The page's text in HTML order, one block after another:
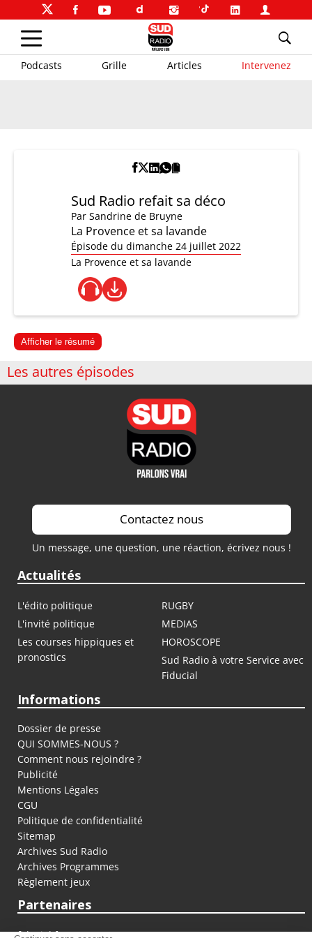
Podcasts Grille Articles Intervenez
Sud Radio refait sa déco
Par Sandrine de Bruyne
La Provence et sa lavande
Épisode du dimanche 24 juillet 2022
La Provence et sa lavande
Afficher le résumé
Les autres épisodes
Contactez nous
Un message, une question, une réaction, écrivez nous !
Actualités
L'édito politique
RUGBY
L'invité politique
MEDIAS
Les courses hippiques et
pronostics
HOROSCOPE
Sud Radio à votre Service avec
Fiducial
Informations
Dossier de presse
QUI SOMMES-NOUS ?
Comment nous rejoindre ?
Publicité
Mentions Légales
CGU
Politique de confidentialité
Sitemap
Archives Sud Radio
Archives Programmes
Règlement jeux
Partenaires
fiducial.fr